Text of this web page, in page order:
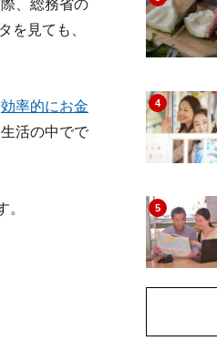
、総務省の
を見ても、
効率的にお金
活の中でで
4
5